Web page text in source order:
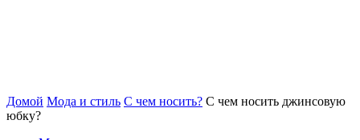
Домой Мода и стиль С чем носить? С чем носить джинсовую
юбку?